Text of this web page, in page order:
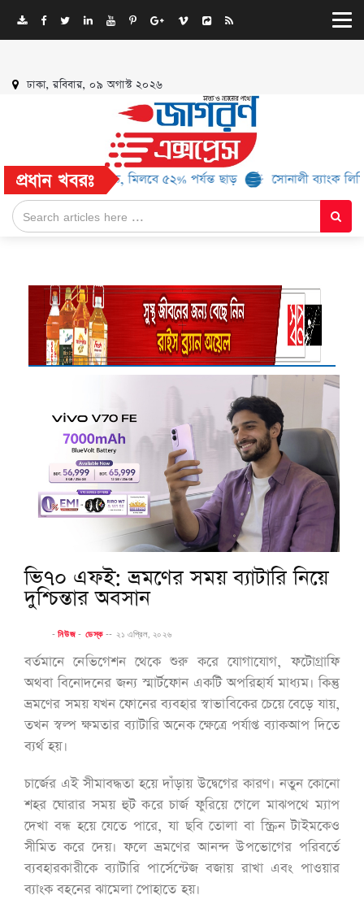
ঢাকা, রবিবার, ০৯ অগাস্ট ২০২৬
প্রধান খবরঃ
আরও ১৬ ব্র্যান্ড, মিলবে ৫২% পর্যন্ত ছাড় সোনালী ব্যাংক লিমিটেড-
ভি৭০ এফই: ভ্রমণের সময় ব্যাটারি নিয়ে
দুশ্চিন্তার অবসান
-নিউজ - ডেস্ক -- ২১ এপ্রিল, ২০২৬
বর্তমানে নেভিগেশন থেকে শুরু করে যোগাযোগ, ফটোগ্রাফি
অথবা বিনোদনের জন্য স্মার্টফোন একটি অপরিহার্য মাধ্যম। কিন্তু
ভ্রমণের সময় যখন ফোনের ব্যবহার স্বাভাবিকের চেয়ে বেড়ে যায়,
তখন স্বল্প ক্ষমতার ব্যাটারি অনেক ক্ষেত্রে পর্যাপ্ত ব্যাকআপ দিতে
ব্যর্থ হয়।
চার্জের এই সীমাবদ্ধতা হয়ে দাঁড়ায় উদ্বেগের কারণ। নতুন কোনো
শহর ঘোরার সময় হুট করে চার্জ ফুরিয়ে গেলে মাঝপথে ম্যাপ
দেখা বন্ধ হয়ে যেতে পারে, যা ছবি তোলা বা স্ক্রিন টাইমকেও
সীমিত করে দেয়। ফলে ভ্রমণের আনন্দ উপভোগের পরিবর্তে
ব্যবহারকারীকে ব্যাটারি পার্সেন্টেজ বজায় রাখা এবং পাওয়ার
ব্যাংক বহনের ঝামেলা পোহাতে হয়।